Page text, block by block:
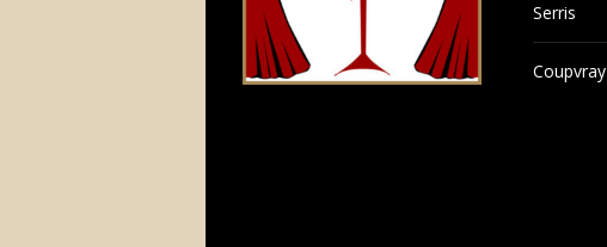
Serris
Coupvray